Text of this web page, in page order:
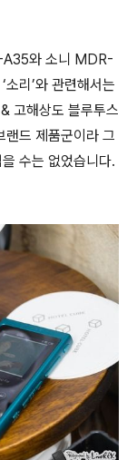
A35와 소니 MDR-
리’와 관련해서는
고해상도 블루투스
드 제품군이라 그
수는 없었습니다.